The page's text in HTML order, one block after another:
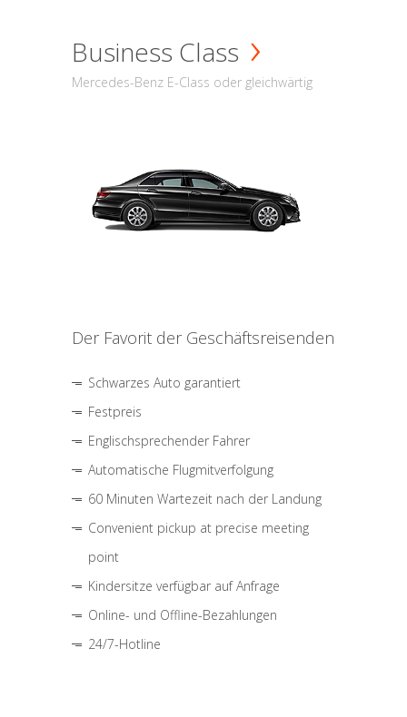
Business Class
Mercedes-Benz E-Class oder gleichwärtig
Der Favorit der Geschäftsreisenden
Schwarzes Auto garantiert
Festpreis
Englischsprechender Fahrer
Automatische Flugmitverfolgung
60 Minuten Wartezeit nach der Landung
Convenient pickup at precise meeting
point
Kindersitze verfügbar auf Anfrage
Online- und Offline-Bezahlungen
24/7-Hotline